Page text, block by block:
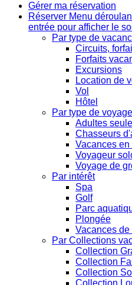
Gérer ma réservation
Réserver Menu
entrée pour afficher le
Par type de
Circuits,
Forfaits
Excursions
Location de
Vol
Hôtel
Par type de
Adultes
Chasseurs
Vacances
Voyageur
Voyage de
Par intérêt
Spa
Golf
Parc
Plongée
Vacances de
Par Collections
Collection
Collection
Collection